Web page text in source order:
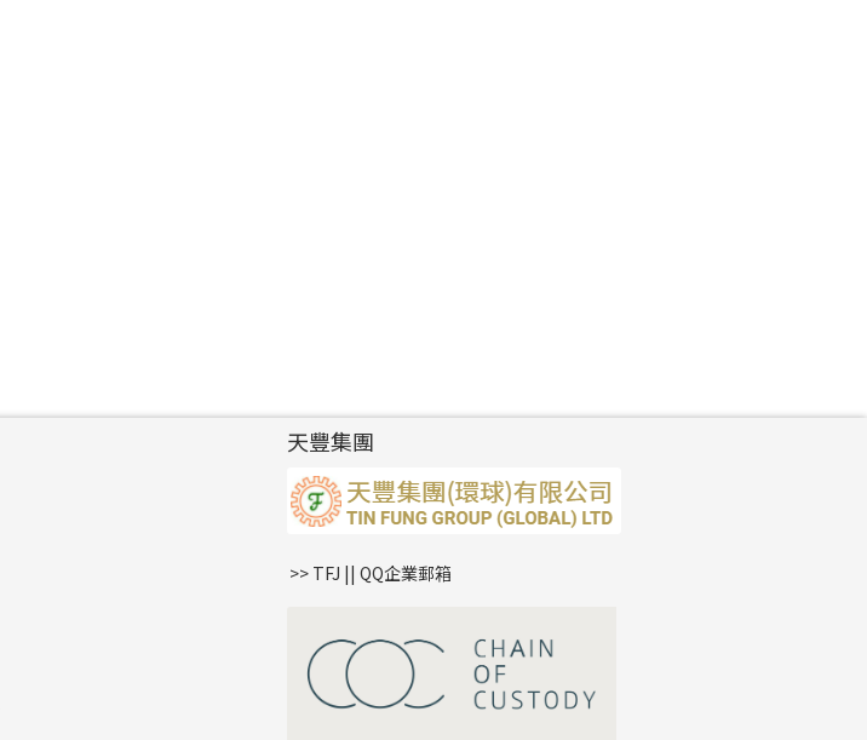
*你的名字
公司名稱
天豐集團
>> TFJ || QQ企業郵箱